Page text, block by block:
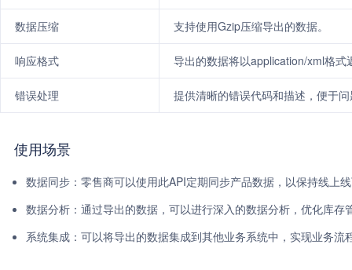
数据压缩 支持使用Gzip压缩导出的数据。
响应格式 导出的数据将以application/xml格式
错误处理 提供清晰的错误代码和描述，便于
使用场景
数据同步：零售商可以使用此API定期同步产品数据，以保持线上
数据分析：通过导出的数据，可以进行深入的数据分析，优化库存
系统集成：可以将导出的数据集成到其他业务系统中，实现业务流